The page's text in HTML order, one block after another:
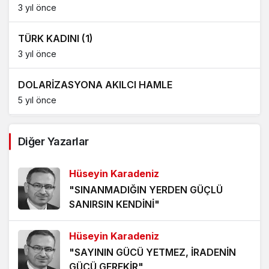
3 yıl önce
TÜRK KADINI (1)
3 yıl önce
DOLARİZASYONA AKILCI HAMLE
5 yıl önce
5 yıl önce
ÖLÜMÜ BEKLEMEK
5 yıl önce
HANGİ KAMERAYA BAKALIM?
5 yıl önce
Diğer Yazarlar
Hüseyin Karadeniz
"SINANMADIĞIN YERDEN GÜÇLÜ
SANIRSIN KENDİNİ"
Hüseyin Karadeniz
"SAYININ GÜCÜ YETMEZ, İRADENİN